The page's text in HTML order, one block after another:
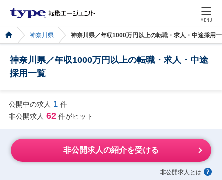
MENU
神奈川県 神奈川県／年収1000万円以上の転職・求人・中途採用
神奈川県／年収1000万円以上の転職・求人・中途
採用一覧
公開中の求人 1 件
非公開求人 62 件がヒット
非公開求人の紹介を受ける
非公開求人とは